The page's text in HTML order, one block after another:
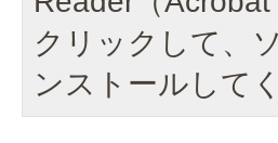
クリックして、
ンストールして